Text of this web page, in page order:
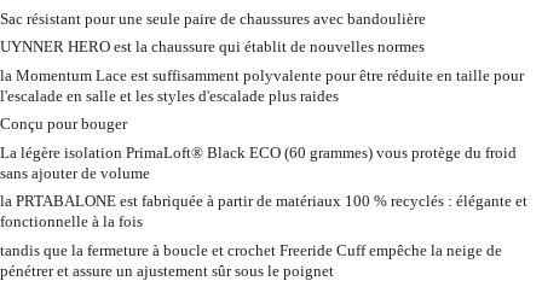
Sac résistant pour une seule paire de chaussures avec bandoulière
UYNNER HERO est la chaussure qui établit de nouvelles normes
la Momentum Lace est suffisamment polyvalente pour être réduite en taille pour
l'escalade en salle et les styles d'escalade plus raides
Conçu pour bouger
La légère isolation PrimaLoft® Black ECO (60 grammes) vous protège du froid
sans ajouter de volume
la PRTABALONE est fabriquée à partir de matériaux 100 % recyclés : élégante et
fonctionnelle à la fois
tandis que la fermeture à boucle et crochet Freeride Cuff empêche la neige de
pénétrer et assure un ajustement sûr sous le poignet